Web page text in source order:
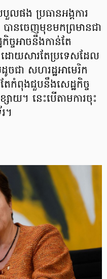
លផង ប្រធានអង្គការ
ានចេញមុខមកព្រមានជា
ច្ចអាចនឹងកាន់តែ
ោយសារតែប្រទេសដែល
ជា សហរដ្ឋអាមេរិក
កំពុងជួបនឹងសេដ្ឋកិច្ច
។ នេះបើតាមការចុះ
។